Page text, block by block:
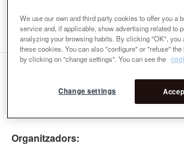
3ra Ponents
We use our own and third party cookies to offer you a
service and, if applicable, show advertising related to
analyzing your browsing habits. By clicking "OK", you
these cookies. You can also "configure" or "refuse"
by clicking on "change settings". You can see the
Change settings